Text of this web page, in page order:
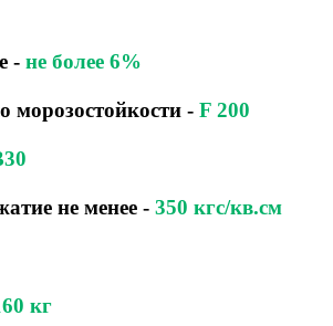
- не более 6%
морозостойкости - F 200
не менее - 350 кгс/кв.см
кг